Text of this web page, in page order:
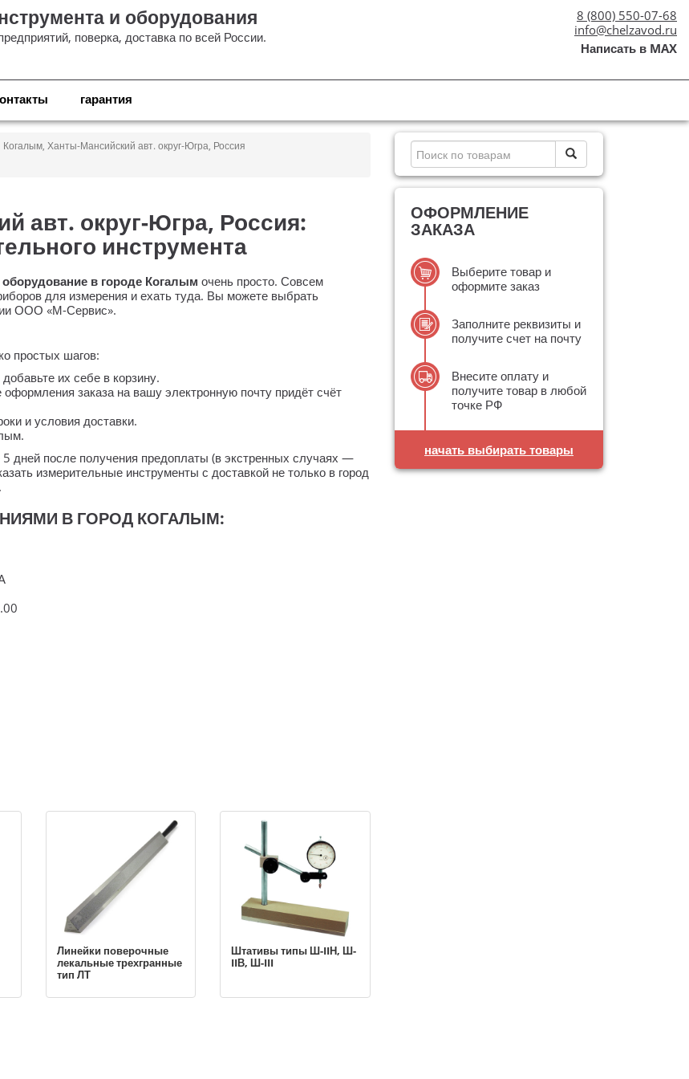
и оборудования
поверка, доставка по всей России.
8 (800) 550-07-68
info@chelzavod.ru
Написать в MAX
гарантия
Когалым, Ханты-Мансийский авт. округ-Югра, Россия
авт. округ-Югра, Россия:
инструмента
в городе Когалым очень просто. Совсем
для измерения и ехать туда. Вы можете выбрать
ООО «М-Сервис».
простых шагов:
их себе в корзину.
заказа на вашу электронную почту придёт счёт
и условия доставки.
5 дней после получения предоплаты (в экстренных случаях —
измерительные инструменты с доставкой не только в город
В ГОРОД КОГАЛЫМ:
Линейки поверочные
лекальные трехгранные
тип ЛТ
Штативы типы Ш-IIН, Ш-
IIВ, Ш-III
ОФОРМЛЕНИЕ
ЗАКАЗА
Выберите товар и
оформите заказ
Заполните реквизиты и
получите счет на почту
Внесите оплату и
получите товар в любой
точке РФ
начать выбирать товары